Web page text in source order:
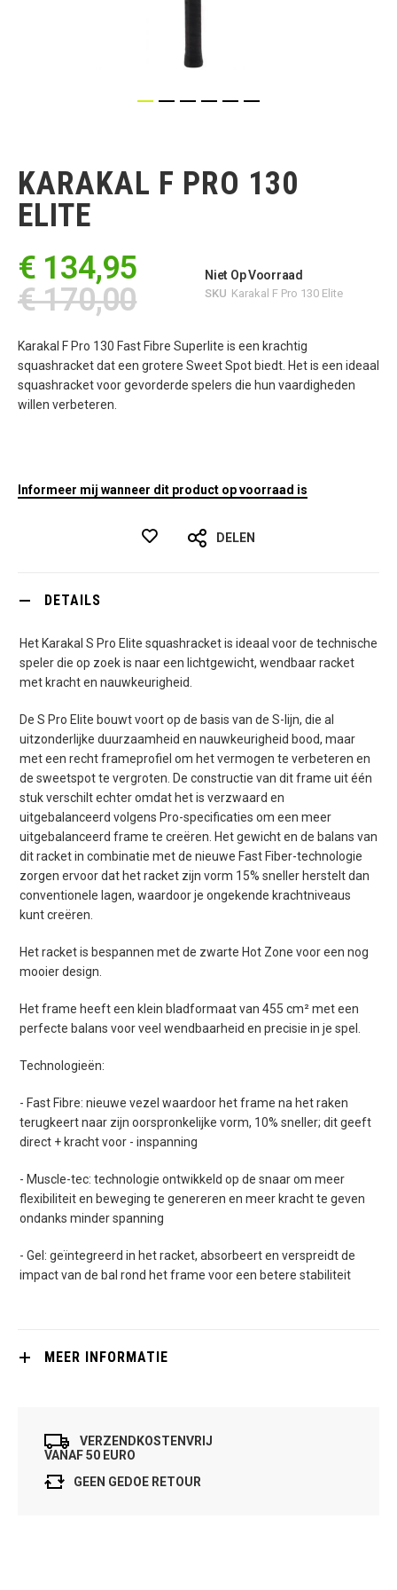
begin
van
de
afbeeldingen-
KARAKAL F PRO 130
ELITE
€ 134,95
€ 170,00
Niet Op Voorraad
SKU Karakal F Pro 130 Elite
Karakal F Pro 130 Fast Fibre Superlite is een krachtig
squashracket dat een grotere Sweet Spot biedt. Het is een ideaal
squashracket voor gevorderde spelers die hun vaardigheden
willen verbeteren.
Informeer mij wanneer dit product op voorraad is
DELEN
DETAILS
Het Karakal S Pro Elite squashracket is ideaal voor de technische
speler die op zoek is naar een lichtgewicht, wendbaar racket
met kracht en nauwkeurigheid.
De S Pro Elite bouwt voort op de basis van de S-lijn, die al
uitzonderlijke duurzaamheid en nauwkeurigheid bood, maar
met een recht frameprofiel om het vermogen te verbeteren en
de sweetspot te vergroten. De constructie van dit frame uit één
stuk verschilt echter omdat het is verzwaard en
uitgebalanceerd volgens Pro-specificaties om een ​​meer
uitgebalanceerd frame te creëren. Het gewicht en de balans van
dit racket in combinatie met de nieuwe Fast Fiber-technologie
zorgen ervoor dat het racket zijn vorm 15% sneller herstelt dan
conventionele lagen, waardoor je ongekende krachtniveaus
kunt creëren.
Het racket is bespannen met de zwarte Hot Zone voor een nog
mooier design.
Het frame heeft een klein bladformaat van 455 cm² met een
perfecte balans voor veel wendbaarheid en precisie in je spel.
Technologieën:
- Fast Fibre: nieuwe vezel waardoor het frame na het raken
terugkeert naar zijn oorspronkelijke vorm, 10% sneller; dit geeft
direct + kracht voor - inspanning
- Muscle-tec: technologie ontwikkeld op de snaar om meer
flexibiliteit en beweging te genereren en meer kracht te geven
ondanks minder spanning
- Gel: geïntegreerd in het racket, absorbeert en verspreidt de
impact van de bal rond het frame voor een betere stabiliteit
MEER INFORMATIE
VERZENDKOSTENVRIJ
VANAF 50 EURO
GEEN GEDOE RETOUR